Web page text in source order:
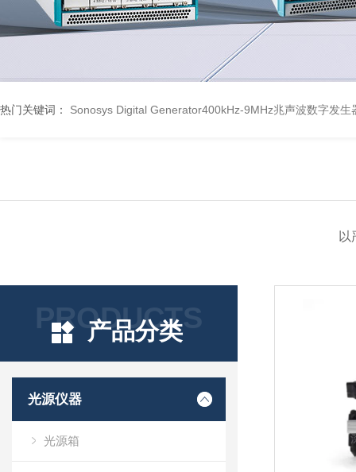
热门关键词： Sonosys Digital Generator400kHz-9MHz兆声波数字发生
以
PRODUCTS
产品分类
光源仪器
光源箱